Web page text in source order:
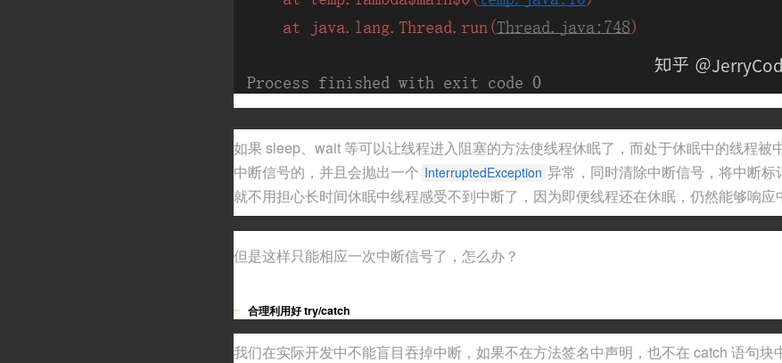
如果 sleep、wait 等可以让线程进入阻塞的方法使线程休眠了，而处于休眠中的线程被
中断信号的，并且会抛出一个 InterruptedException 异常，同时清除中断信号，将中断
就不用担心长时间休眠中线程感受不到中断了，因为即便线程还在休眠，仍然能够响应
但是这样只能相应一次中断信号了，怎么办？
合理利用好 try/catch
我们在实际开发中不能盲目吞掉中断，如果不在方法签名中声明，也不在 catch 语句块